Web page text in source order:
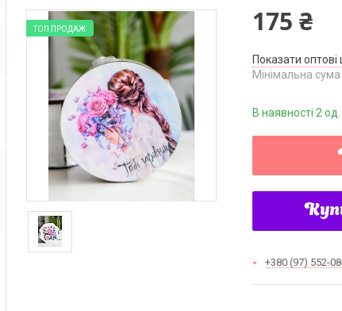
ТОП ПРОДАЖ 175 ₴
Показати оптові
Мінімальна
В наявності 2 од.
+380 (97) 552-